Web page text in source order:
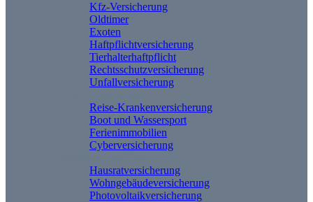
Kfz-Versicherung
Oldtimer
Exoten
Haftpflichtversicherung
Tierhalterhaftpflicht
Rechtsschutzversicherung
Unfallversicherung
Reise-Krankenversicherung
Boot und Wassersport
Ferienimmobilien
Cyberversicherung
Hausratversicherung
Wohngebäudeversicherung
Photovoltaikversicherung